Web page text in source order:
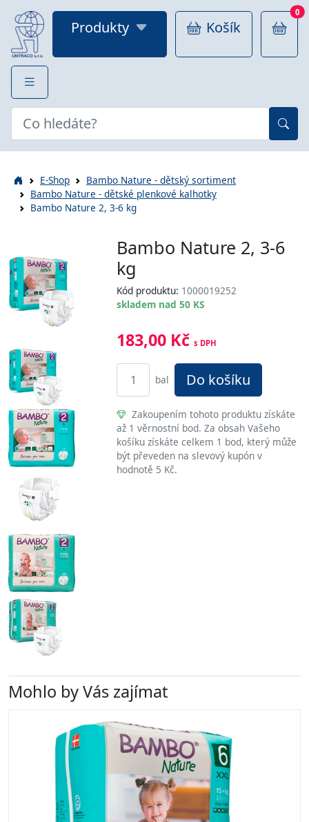
Produkty Košík
0
E-Shop
Bambo Nature - dětský sortiment
Bambo Nature - dětské plenkové kalhotky
Bambo Nature 2, 3-6 kg
Bambo Nature 2, 3-6
kg
Kód produktu: 1000019252
skladem nad 50 KS
183,00 Kčs DPH
bal Do košíku
Zakoupením tohoto produktu získáte
až 1 věrnostní bod. Za obsah Vašeho
košíku získáte celkem 1 bod, který může
být převeden na slevový kupón v
hodnotě 5 Kč.
Mohlo by Vás zajímat